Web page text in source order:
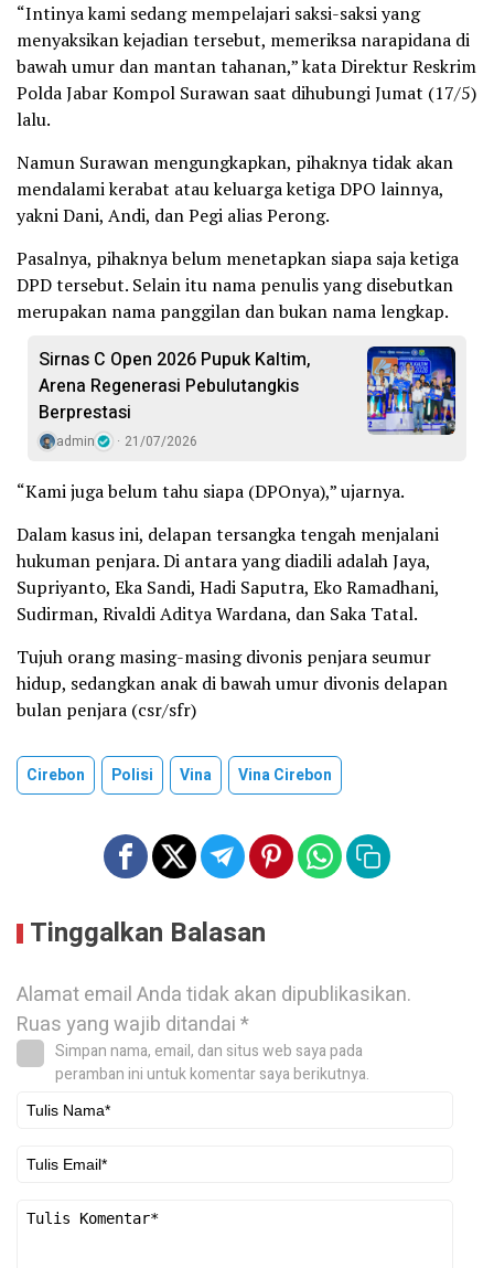
“Intinya kami sedang mempelajari saksi-saksi yang
menyaksikan kejadian tersebut, memeriksa narapidana di
bawah umur dan mantan tahanan,” kata Direktur Reskrim
Polda Jabar Kompol Surawan saat dihubungi Jumat (17/5)
lalu.
Namun Surawan mengungkapkan, pihaknya tidak akan
mendalami kerabat atau keluarga ketiga DPO lainnya,
yakni Dani, Andi, dan Pegi alias Perong.
Pasalnya, pihaknya belum menetapkan siapa saja ketiga
DPD tersebut. Selain itu nama penulis yang disebutkan
merupakan nama panggilan dan bukan nama lengkap.
Sirnas C Open 2026 Pupuk Kaltim,
Arena Regenerasi Pebulutangkis
Berprestasi
admin 21/07/2026
“Kami juga belum tahu siapa (DPOnya),” ujarnya.
Dalam kasus ini, delapan tersangka tengah menjalani
hukuman penjara. Di antara yang diadili adalah Jaya,
Supriyanto, Eka Sandi, Hadi Saputra, Eko Ramadhani,
Sudirman, Rivaldi Aditya Wardana, dan Saka Tatal.
Tujuh orang masing-masing divonis penjara seumur
hidup, sedangkan anak di bawah umur divonis delapan
bulan penjara (csr/sfr)
Cirebon Polisi Vina Vina Cirebon
Tinggalkan Balasan
Alamat email Anda tidak akan dipublikasikan.
Ruas yang wajib ditandai*
Simpan nama, email, dan situs web saya pada
peramban ini untuk komentar saya berikutnya.